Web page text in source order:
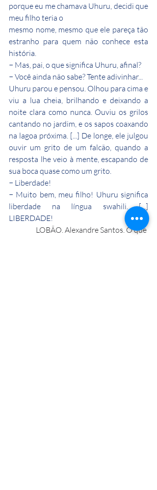
porque eu me chamava Uhuru, decidi que
meu filho teria o
mesmo nome, mesmo que ele pareça tão
estranho para quem não conhece esta
história.
− Mas, pai, o que significa Uhuru, afinal?
− Você ainda não sabe? Tente adivinhar...
Uhuru parou e pensou. Olhou para cima e
viu a lua cheia, brilhando e deixando a
noite clara como nunca. Ouviu os grilos
cantando no jardim, e os sapos coaxando
na lagoa próxima. [...] De longe, ele julgou
ouvir um grito de um falcão, quando a
resposta lhe veio à mente, escapando de
sua boca quase como um grito.
− Liberdade!
− Muito bem, meu filho! Uhuru significa
liberdade na língua swahili. [...]
LIBERDADE!
LOBÃO. Alexandre Santos. O que